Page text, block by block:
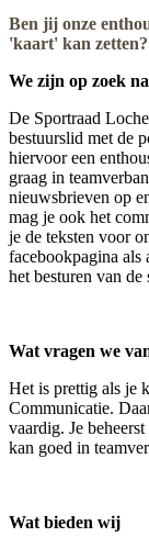
Ben jij onze
'kaart' kan zetten?
We zijn op zoek
De Sportraad
bestuurslid met de
hiervoor een
graag in
nieuwsbrieven op
mag je ook het
je de teksten voor
facebookpagina als
het besturen van de
Wat vragen we
Het is prettig als je
Communicatie.
vaardig. Je
kan goed in
Wat bieden wij